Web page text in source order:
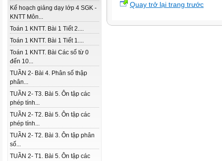
Kế hoạch giảng dạy lớp 4 SGK -
KNTT Môn...
Toán 1 KNTT. Bài 1 Tiết 2....
Toán 1 KNTT. Bài 1 Tiết 1....
Toán 1 KNTT. Bài Các số từ 0
đến 10...
TUẦN 2- Bài 4. Phân số thập
phân...
TUẦN 2- T3. Bài 5. Ôn tập các
phép tính...
TUẦN 2- T2. Bài 5. Ôn tập các
phép tính...
TUẦN 2- T2. Bài 3. Ôn tập phân
số...
TUẦN 2- T1. Bài 5. Ôn tập các
Quay trở lại trang trước